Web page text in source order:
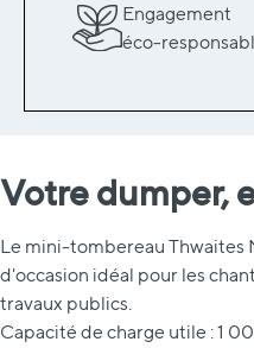
Engagement
éco-
Votre dumper,
Le mini-tombereau Thwaites
d'occasion idéal pour les
travaux publics.
Capacité de charge utile : 1